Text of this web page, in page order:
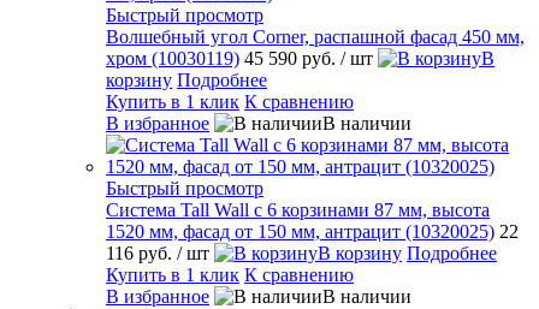
Быстрый просмотр
Волшебный угол Corner, распашной фасад 450 мм,
хром (10030119) 45 590 руб. / шт
В
корзину Подробнее
Купить в 1 клик К сравнению
В избранное
В наличии
Быстрый просмотр
Система Tall Wall с 6 корзинами 87 мм, высота
1520 мм, фасад от 150 мм, антрацит (10320025) 22
116 руб. / шт В корзину Подробнее
Купить в 1 клик К сравнению
В избранное
В наличии